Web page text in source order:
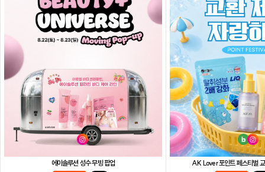
에이솔루션 성수 무빙 팝업 AK Lover 포인트 페스티벌